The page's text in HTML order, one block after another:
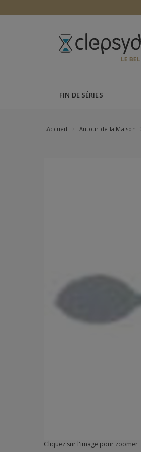
FIN DE SÉRIES
Accueil Autour de la Maison
Cliquez sur l'image pour zoomer